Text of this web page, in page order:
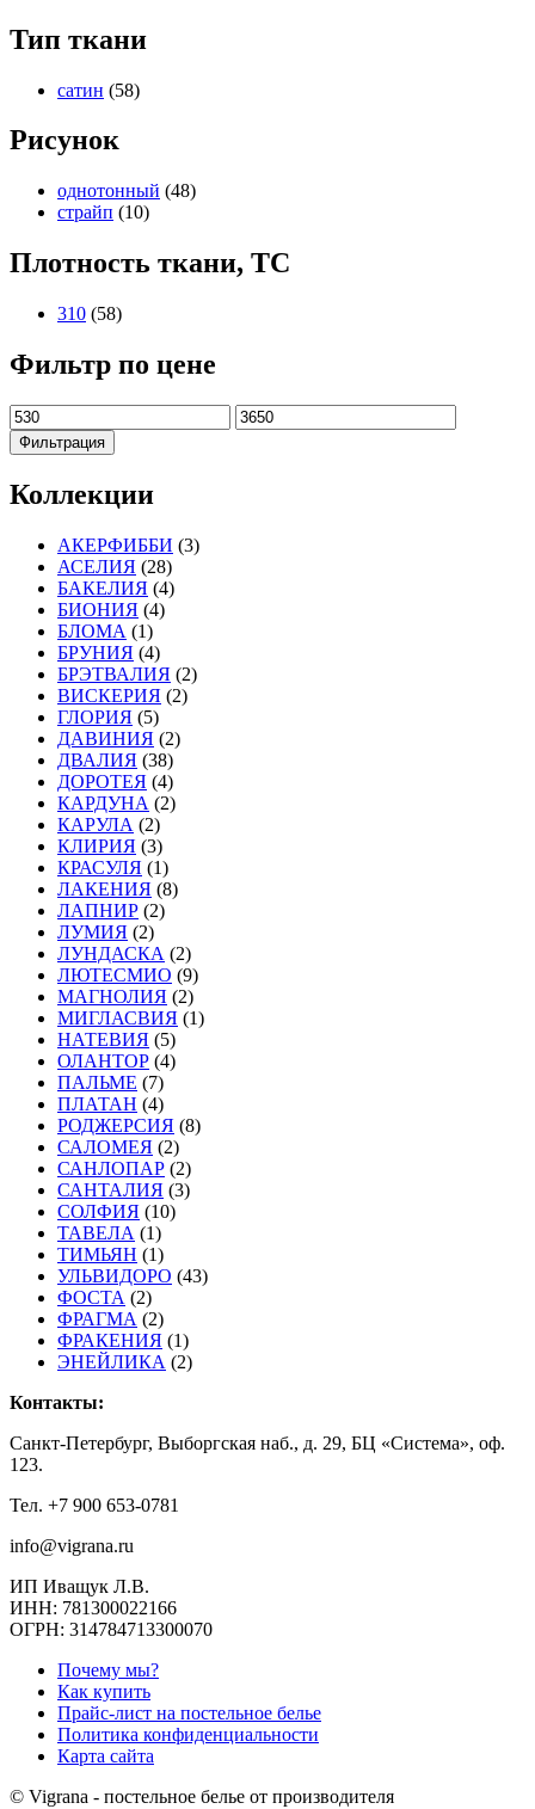
Тип ткани
сатин (58)
Рисунок
однотонный (48)
страйп (10)
Плотность ткани, TC
310 (58)
Фильтр по цене
Минимальная
цена
Максимальная
цена
Фильтрация
Коллекции
АКЕРФИББИ (3)
АСЕЛИЯ (28)
БАКЕЛИЯ (4)
БИОНИЯ (4)
БЛОМА (1)
БРУНИЯ (4)
БРЭТВАЛИЯ (2)
ВИСКЕРИЯ (2)
ГЛОРИЯ (5)
ДАВИНИЯ (2)
ДВАЛИЯ (38)
ДОРОТЕЯ (4)
КАРДУНА (2)
КАРУЛА (2)
КЛИРИЯ (3)
КРАСУЛЯ (1)
ЛАКЕНИЯ (8)
ЛАПНИР (2)
ЛУМИЯ (2)
ЛУНДАСКА (2)
ЛЮТЕСМИО (9)
МАГНОЛИЯ (2)
МИГЛАСВИЯ (1)
НАТЕВИЯ (5)
ОЛАНТОР (4)
ПАЛЬМЕ (7)
ПЛАТАН (4)
РОДЖЕРСИЯ (8)
САЛОМЕЯ (2)
САНЛОПАР (2)
САНТАЛИЯ (3)
СОЛФИЯ (10)
ТАВЕЛА (1)
ТИМЬЯН (1)
УЛЬВИДОРО (43)
ФОСТА (2)
ФРАГМА (2)
ФРАКЕНИЯ (1)
ЭНЕЙЛИКА (2)
Контакты:
Санкт-Петербург, Выборгская наб., д. 29, БЦ «Система», оф.
123.
Тел. +7 900 653-0781
info@vigrana.ru
ИП Иващук Л.В.
ИНН: 781300022166
ОГРН: 314784713300070
Почему мы?
Как купить
Прайс-лист на постельное белье
Политика конфиденциальности
Карта сайта
© Vigrana - постельное белье от производителя